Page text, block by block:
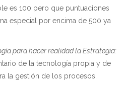
es 100 pero que puntuaciones
especial por encima de 500 ya
para hacer realidad la Estrategia:
de la tecnología propia y de
la gestión de los procesos.